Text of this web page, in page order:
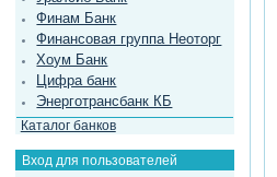
Финам Банк
Финансовая группа Неоторг
Хоум Банк
Цифра банк
Энерготрансбанк КБ
Каталог банков
Вход для пользователей